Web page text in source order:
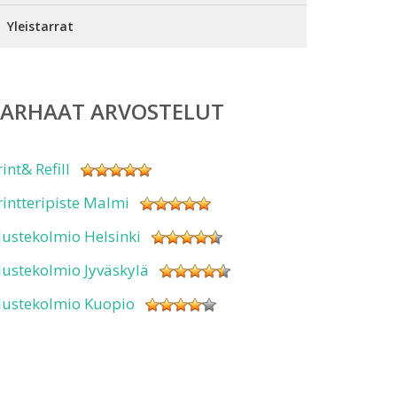
Yleistarrat
ARVOSTELUT
Refill
Malmi
Helsinki
Jyväskylä
Kuopio